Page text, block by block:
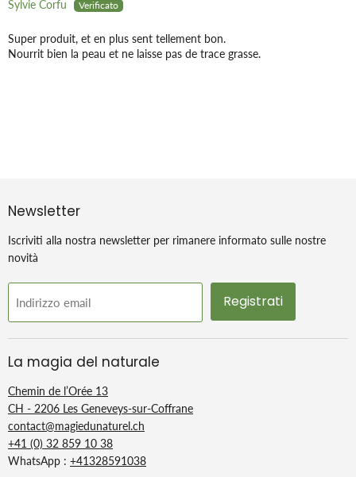
Sylvie Corfu
Super produit, et en plus sent tellement bon.
Nourrit bien la peau et ne laisse pas de trace grasse.
Newsletter
Iscriviti alla nostra newsletter per rimanere informato sulle nostre
novità
Indirizzo email Registrati
La magia del naturale
Chemin de l’Orée 13
CH - 2206 Les Geneveys-sur-Coffrane
contact@magiedunaturel.ch
+41 (0) 32 859 10 38
WhatsApp : +41328591038